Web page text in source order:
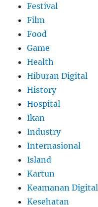
Festival
Film
Food
Game
Health
Hiburan Digital
History
Hospital
Ikan
Industry
Internasional
Island
Kartun
Keamanan Digital
Kesehatan